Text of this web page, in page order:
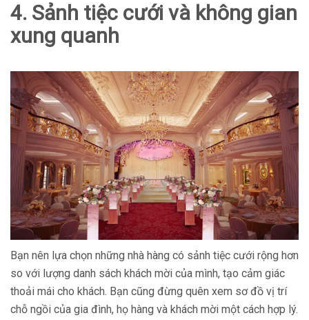
4. Sảnh tiệc cưới và không gian
xung quanh
Bạn nên lựa chọn những nhà hàng có sảnh tiệc cưới rộng hơn
so với lượng danh sách khách mời của mình, tạo cảm giác
thoải mái cho khách. Bạn cũng đừng quên xem sơ đồ vị trí
chỗ ngồi của gia đình, họ hàng và khách mời một cách hợp lý.